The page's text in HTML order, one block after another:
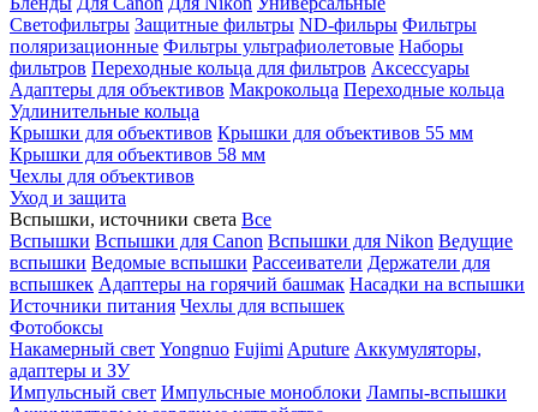
Светофильтры Защитные фильтры ND-фильры Фильтры
поляризационные Фильтры ультрафиолетовые Наборы
фильтров Переходные кольца для фильтров Аксессуары
Адаптеры для объективов Макрокольца Переходные кольца
Удлинительные кольца
Крышки для объективов Крышки для объективов 55 мм
Крышки для объективов 58 мм
Чехлы для объективов
Уход и защита
Вспышки, источники света Все
Вспышки Вспышки для Canon Вспышки для Nikon Ведущие
вспышки Ведомые вспышки Рассеиватели Держатели для
вспышкек Адаптеры на горячий башмак Насадки на вспышки
Источники питания Чехлы для вспышек
Фотобоксы
Накамерный свет Yongnuo Fujimi Aputure Аккумуляторы,
адаптеры и ЗУ
Импульсный свет Импульсные моноблоки Лампы-вспышки